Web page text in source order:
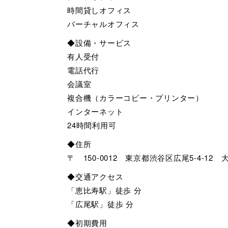
時間貸しオフィス
バーチャルオフィス
◆設備・サービス
有人受付
電話代行
会議室
複合機（カラーコピー・プリンター）
インターネット
24時間利用可
◆住所
〒 150-0012 東京都渋谷区広尾5-4-12 大
◆交通アクセス
「恵比寿駅」徒歩 分
「広尾駅」徒歩 分
◆初期費用